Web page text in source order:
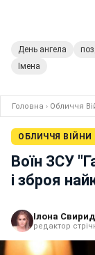
День ангела
Імена
Головна › Обличчя
ОБЛИЧЧЯ ВІЙНИ
Воїн ЗСУ
і зброя
Ілона
редактор